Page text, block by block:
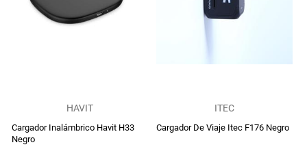
HAVIT
Cargador Inalámbrico Havit H33
Negro
ITEC
Cargador De Viaje Itec F176 Negro